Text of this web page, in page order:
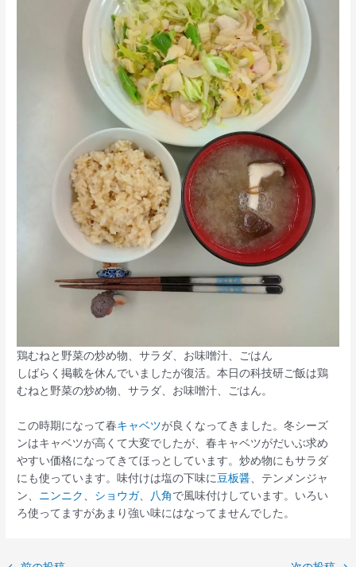
鶏むねと野菜の炒め物、サラダ、お味噌汁、ごはん
しばらく掲載を休んでいましたが復活。本日の科技研ご飯は鶏
むねと野菜の炒め物、サラダ、お味噌汁、ごはん。
この時期になって春キャベツが良くなってきました。冬シーズ
ンはキャベツが高くて大変でしたが、春キャベツがだいぶ求め
やすい価格になってきてほっとしています。炒め物にもサラダ
にも使っています。味付けは塩の下味に豆板醤 、テンメンジャ
ン、 ニンニク ショウガ、 八角で風味付けしています。いろい
ろ使ってますがあまり強い味にはなってませんでした。